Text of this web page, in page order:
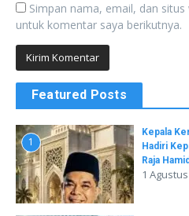
Simpan nama, email, dan
untuk komentar saya berikutnya.
Featured Posts
1
Kepala
Hadiri
Raja
1